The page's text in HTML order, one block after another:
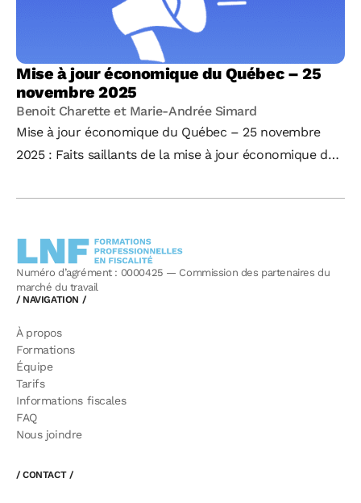
Mise à jour économique du Québec – 25
novembre 2025
Benoit Charette et Marie-Andrée Simard
Mise à jour économique du Québec – 25 novembre
2025 : Faits saillants de la mise à jour économique du
Numéro d’agrément : 0000425 — Commission des partenaires du
marché du travail
/ NAVIGATION /
À propos
Formations
Équipe
Tarifs
Informations fiscales
FAQ
Nous joindre
/ CONTACT /